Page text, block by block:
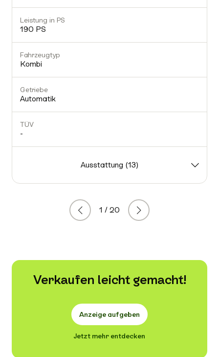
Leistung in PS
190 PS
Fahrzeugtyp
Kombi
Getriebe
Automatik
TÜV
-
Ausstattung (13)
Zurück
1 / 20 Weiter
Verkaufen leicht gemacht!
Anzeige aufgeben
Jetzt mehr entdecken